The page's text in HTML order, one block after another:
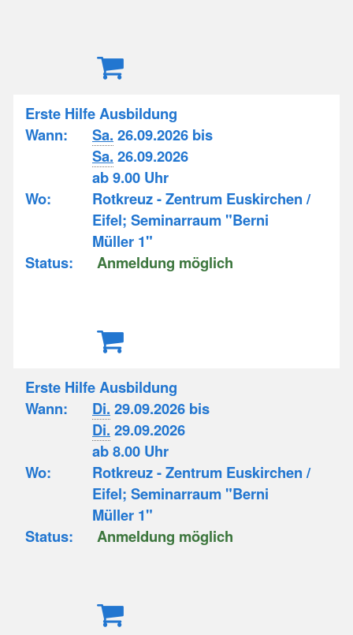
Erste Hilfe Ausbildung
Wann:
Sa. 26.09.2026 bis
Sa. 26.09.2026
ab 9.00 Uhr
Wo:
Rotkreuz - Zentrum Euskirchen /
Eifel; Seminarraum "Berni
Müller 1"
Status:
Anmeldung möglich
Erste Hilfe Ausbildung
Wann:
Di. 29.09.2026 bis
Di. 29.09.2026
ab 8.00 Uhr
Wo:
Rotkreuz - Zentrum Euskirchen /
Eifel; Seminarraum "Berni
Müller 1"
Status:
Anmeldung möglich